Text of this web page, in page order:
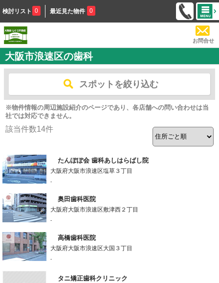
検討リスト 0 最近見た物件 0
お問合せ
大阪市浪速区の歯科
スポットを絞り込む
※物件情報の周辺施設紹介のページであり、各店舗への問い合わせは当
社では対応できません。
該当件数14件
たんぽぽ会 歯科あしはらばし院
大阪府大阪市浪速区塩草３丁目
-
奥田歯科医院
大阪府大阪市浪速区敷津西２丁目
-
高橋歯科医院
大阪府大阪市浪速区大国３丁目
-
タニ矯正歯科クリニック